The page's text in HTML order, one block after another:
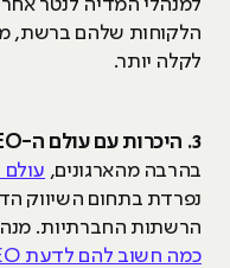
למנהלי המדיה לנטר
הלקוחות שלהם ברשת,
לקלה יותר.
3. היכרות עם עולם ה-SEO
בהרבה מהארגונים, עולם
נפרדת בתחום השיווק
הרשתות החברתיות.
כמה חשוב להם לדעת SEO